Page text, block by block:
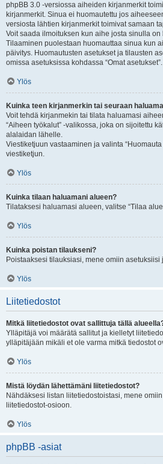
phpBB 3.0 -versiossa aiheiden kirjanmerkit
kirjanmerkit. Sinua ei huomautettu jos
versiosta lähtien kirjanmerkit toimivat samaan
Voit saada ilmoituksen kun aihe josta sinulla on
Tilaaminen puolestaan huomauttaa sinua kun
päivitys. Huomautusten asetukset ja tilausten
omissa asetuksissa kohdassa “Omat asetukset”.
Ylös
Kuinka teen kirjanmerkin tai seuraan
Voit tehdä kirjanmekin tai tilata haluamasi
“Aiheen työkalut” -valikossa, joka on sijoitettu
alalaidan lähelle.
Viestiketjuun vastaaminen ja valinta
viestiketjun.
Ylös
Kuinka tilaan haluamani alueen?
Tilataksesi haluamasi alueen, valitse “Tilaa
Ylös
Kuinka poistan tilaukseni?
Poistaaksesi tilauksiasi, mene omiin
Ylös
Liitetiedostot
Mitkä liitetiedostot ovat sallittuja tällä
Ylläpitäjä voi määrätä sallitut ja kielletyt
ylläpitäjään mikäli et ole varma mitkä tiedostot
Ylös
Mistä löydän lähettämäni liitetiedostot?
Nähdäksesi listan liitetiedostoistasi, mene
liitetiedostot-osioon.
Ylös
phpBB -asiat